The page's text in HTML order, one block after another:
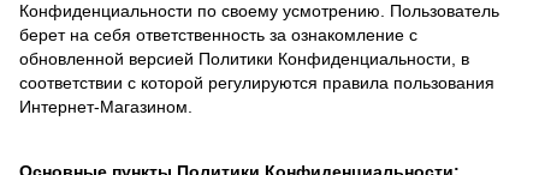
Конфиденциальности по своему усмотрению. Пользователь
берет на себя ответственность за ознакомление с
обновленной версией Политики Конфиденциальности, в
соответствии с которой регулируются правила пользования
Интернет-Магазином.